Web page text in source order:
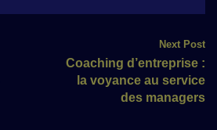
Next Post
Coaching d’entreprise :
la voyance au service
des managers